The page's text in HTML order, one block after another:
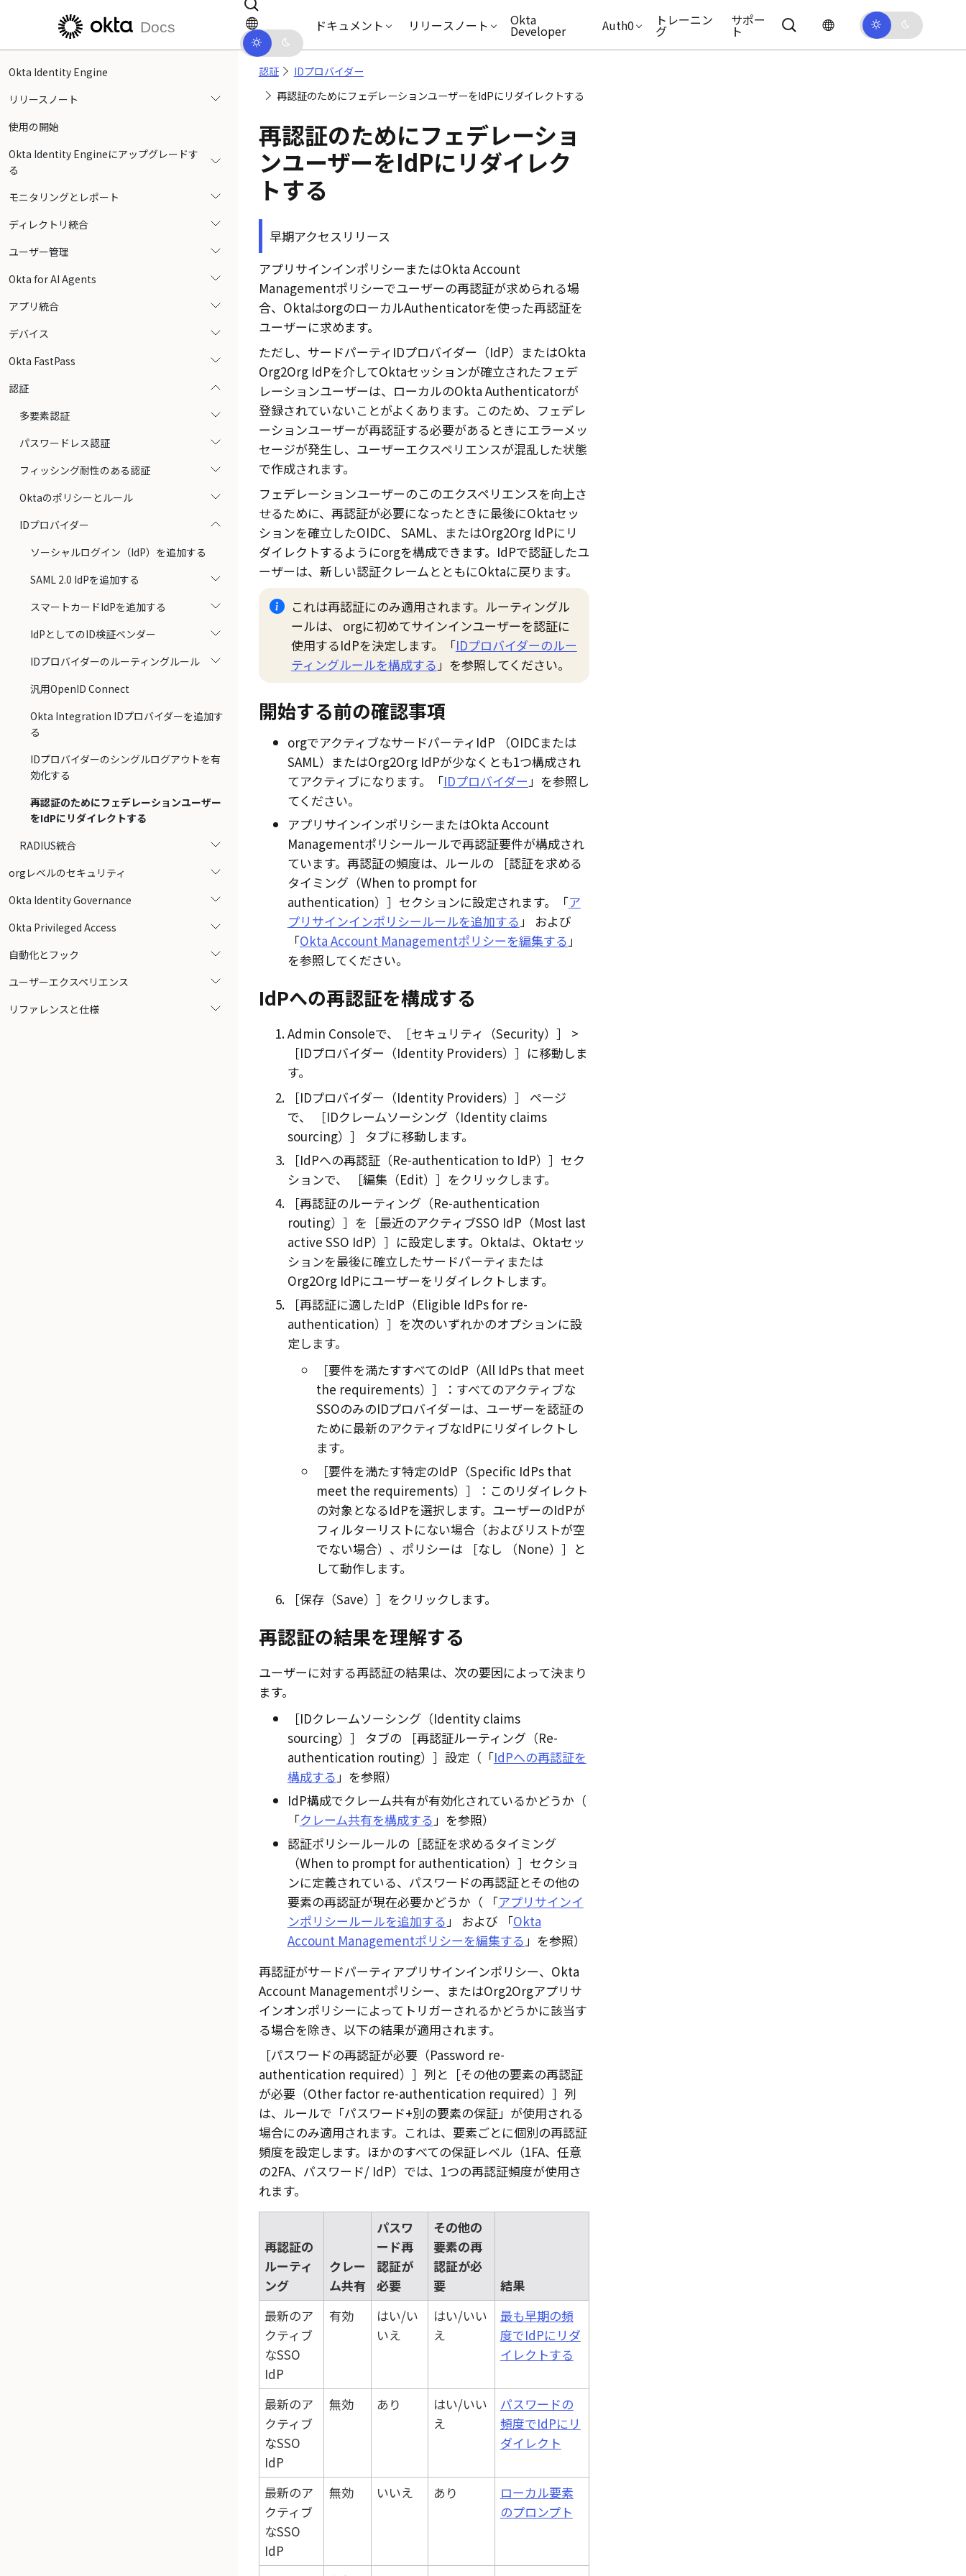
メインコンテンツにスキップ ドキュメントナビゲーションにスキップ
Docs ドキュメント リリースノート Okta
Developer Auth0 トレーニン
グ
サポー
ト
Okta Identity Engine
リリースノート
使用の開始
Okta Identity Engineにアップグレードす
る
モニタリングとレポート
ディレクトリ統合
ユーザー管理
Okta for AI Agents
アプリ統合
デバイス
Okta FastPass
認証
多要素認証
パスワードレス認証
フィッシング耐性のある認証
Oktaのポリシーとルール
IDプロバイダー
ソーシャルログイン（IdP）を追加する
SAML 2.0 IdPを追加する
スマートカードIdPを追加する
IdPとしてのID検証ベンダー
IDプロバイダーのルーティングルール
汎用OpenID Connect
Okta Integration IDプロバイダーを追加す
る
IDプロバイダーのシングルログアウトを有
効化する
再認証のためにフェデレーションユーザー
をIdPにリダイレクトする
RADIUS統合
orgレベルのセキュリティ
Okta Identity Governance
Okta Privileged Access
自動化とフック
ユーザーエクスペリエンス
リファレンスと仕様
認証
IDプロバイダー
再認証のためにフェデレーションユーザーをIdPにリダイレクトする
再認証のためにフェデレーショ
ンユーザーをIdPにリダイレク
トする
早期アクセスリリース
アプリサインインポリシーまたはOkta Account
Managementポリシーでユーザーの再認証が求められる場
合、OktaはorgのローカルAuthenticatorを使った再認証を
ユーザーに求めます。
ただし、サードパーティIDプロバイダー（IdP）またはOkta
Org2Org IdPを介してOktaセッションが確立されたフェデ
レーションユーザーは、ローカルのOkta Authenticatorが
登録されていないことがよくあります。このため、フェデレ
ーションユーザーが再認証する必要があるときにエラーメッ
セージが発生し、ユーザーエクスペリエンスが混乱した状態
で作成されます。
フェデレーションユーザーのこのエクスペリエンスを向上さ
せるために、再認証が必要になったときに最後にOktaセッ
ションを確立したOIDC、 SAML、またはOrg2Org IdPにリ
ダイレクトするようにorgを構成できます。IdPで認証したユ
ーザーは、新しい認証クレームとともにOktaに戻ります。
これは再認証にのみ適用されます。ルーティングル
ールは、 orgに初めてサインインユーザーを認証に
使用するIdPを決定します。「IDプロバイダーのルー
ティングルールを構成する」を参照してください。
開始する前の確認事項
orgでアクティブなサードパーティIdP （OIDCまたは
SAML）またはOrg2Org IdPが少なくとも1つ構成され
てアクティブになります。「IDプロバイダー」を参照し
てください。
アプリサインインポリシーまたはOkta Account
Managementポリシールールで再認証要件が構成され
ています。再認証の頻度は、ルールの
認証を求める
タイミング（When to prompt for
authentication）
セクションに設定されます。「ア
プリサインインポリシールールを追加する」 および
「Okta Account Managementポリシーを編集する」
を参照してください。
IdPへの再認証を構成する
Admin Consoleで、
セキュリティ（Security）
IDプロバイダー（Identity Providers）
に移動しま
す。
IDプロバイダー（Identity Providers）
ページ
で、
IDクレームソーシング（Identity claims
sourcing）
タブに移動します。
IdPへの再認証（Re-authentication to IdP）
セク
ションで、
編集（Edit）
をクリックします。
再認証のルーティング（Re-authentication
routing）
を
最近のアクティブSSO IdP（Most last
active SSO IdP）
に設定します。Oktaは、Oktaセッ
ションを最後に確立したサードパーティまたは
Org2Org IdPにユーザーをリダイレクトします。
再認証に適したIdP（Eligible IdPs for re-
authentication）
を次のいずれかのオプションに設
定します。
要件を満たすすべてのIdP（All IdPs that meet
the requirements）
：すべてのアクティブな
SSOのみのIDプロバイダーは、ユーザーを認証の
ために最新のアクティブなIdPにリダイレクトし
ます。
要件を満たす特定のIdP（Specific IdPs that
meet the requirements）
：このリダイレクト
の対象となるIdPを選択します。ユーザーのIdPが
フィルターリストにない場合（およびリストが空
でない場合）、ポリシーは
なし （None）
と
して動作します。
保存（Save）
をクリックします。
再認証の結果を理解する
ユーザーに対する再認証の結果は、次の要因によって決まり
ます。
IDクレームソーシング（Identity claims
sourcing）
タブの
再認証ルーティング（Re-
authentication routing）
設定（「IdPへの再認証を
構成する」を参照）
IdP構成でクレーム共有が有効化されているかどうか（
「クレーム共有を構成する」を参照）
認証ポリシールールの
認証を求めるタイミング
（When to prompt for authentication）
セクショ
ンに定義されている、パスワードの再認証とその他の
要素の再認証が現在必要かどうか（ 「アプリサインイ
ンポリシールールを追加する」 および 「Okta
Account Managementポリシーを編集する」を参照）
再認証がサードパーティアプリサインインポリシー、Okta
Account Managementポリシー、またはOrg2Orgアプリサ
インオンポリシーによってトリガーされるかどうかに該当す
る場合を除き、以下の結果が適用されます。
パスワードの再認証が必要（Password re-
authentication required）
列と
その他の要素の再認証
が必要（Other factor re-authentication required）
列
は、ルールで「パスワード+別の要素の保証」が使用される
場合にのみ適用されます。これは、要素ごとに個別の再認証
頻度を設定します。ほかのすべての保証レベル（1FA、任意
の2FA、パスワード/ IdP）では、1つの再認証頻度が使用さ
れます。
再認証の
ルーティ
ング
クレー
ム共有
パスワ
ード再
認証が
必要
その他の
要素の再
認証が必
要
結果
最新のア
クティブ
なSSO
IdP
有効
はい/い
いえ
はい/いい
え
最も早期の頻
度でIdPにリダ
イレクトする
最新のア
クティブ
なSSO
IdP
無効 あり
はい/いい
え
パスワードの
頻度でIdPにリ
ダイレクト
最新のア
クティブ
なSSO
IdP
無効 いいえ あり
ローカル要素
のプロンプト